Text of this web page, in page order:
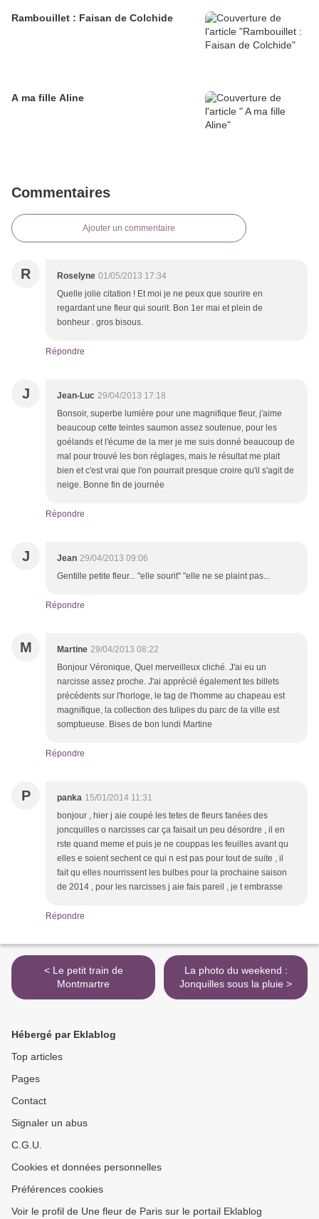
Rambouillet : Faisan de Colchide
A ma fille Aline
Commentaires
Ajouter un commentaire
R Roselyne 01/05/2013 17:34
Quelle jolie citation ! Et moi je ne peux que sourire en
regardant une fleur qui sourit. Bon 1er mai et plein de
bonheur . gros bisous.
Répondre
J Jean-Luc 29/04/2013 17:18
Bonsoir, superbe lumière pour une magnifique fleur, j'aime
beaucoup cette teintes saumon assez soutenue, pour les
goélands et l'écume de la mer je me suis donné beaucoup de
mal pour trouvé les bon réglages, mais le résultat me plait
bien et c'est vrai que l'on pourrait presque croire qu'il s'agit de
neige. Bonne fin de journée
Répondre
J Jean 29/04/2013 09:06
Gentille petite fleur... "elle sourit" "elle ne se plaint pas...
Répondre
M Martine 29/04/2013 08:22
Bonjour Véronique, Quel merveilleux cliché. J'ai eu un
narcisse assez proche. J'ai apprécié également tes billets
précédents sur l'horloge, le tag de l'homme au chapeau est
magnifique, la collection des tulipes du parc de la ville est
somptueuse. Bises de bon lundi Martine
Répondre
P panka 15/01/2014 11:31
bonjour , hier j aie coupé les tetes de fleurs fanées des
joncquilles o narcisses car ça faisait un peu désordre , il en
rste quand meme et puis je ne couppas les feuilles avant qu
elles e soient sechent ce qui n est pas pour tout de suite , il
fait qu elles nourrissent les bulbes pour la prochaine saison
de 2014 , pour les narcisses j aie fais pareil , je t embrasse
Répondre
< Le petit train de
Montmartre
La photo du weekend :
Jonquilles sous la pluie >
Hébergé par Eklablog
Top articles
Pages
Contact
Signaler un abus
C.G.U.
Cookies et données personnelles
Préférences cookies
Voir le profil de Une fleur de Paris sur le portail Eklablog